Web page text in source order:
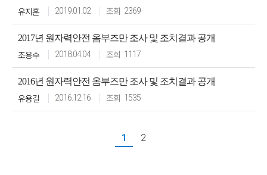
유지훈 2019.01.02 2369
2017년 원자력안전 옴부즈만 조사 및 조치결과 공개
조용수 2018.04.04 1117
2016년 원자력안전 옴부즈만 조사 및 조치결과 공개
유용길 2016.12.16 1535
1 2